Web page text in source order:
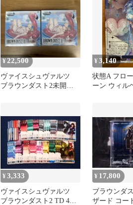
¥ 22,500
ヴァイスシュヴァルツ
ブラウンダスト2未開封
¥3,140
状態A フロ
ーン ウィル
¥3,333
ヴァイスシュヴァルツ
ブラウンダスト2 TD 4コ
¥ 17,800
ブラウンダ
ザード コー